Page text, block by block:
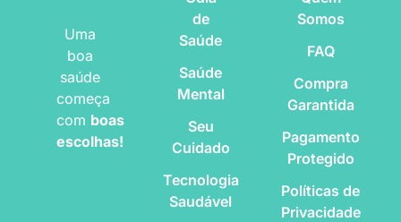
Uma
boa
saúde
começa
com boas
escolhas!
de
Saúde
Saúde
Mental
Seu
Cuidado
Tecnologia
Saudável
Somos
FAQ
Compra
Garantida
Pagamento
Protegido
Políticas de
Privacidade